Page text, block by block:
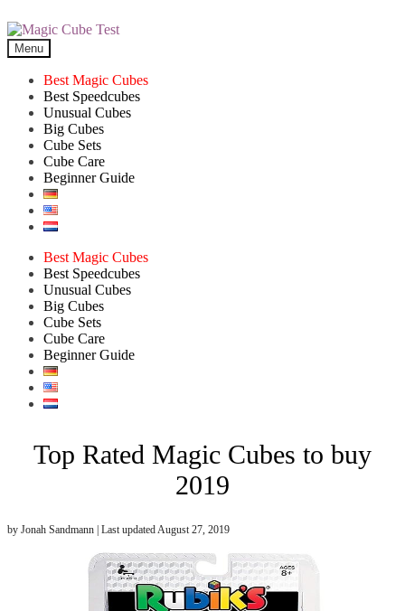
Skip
to
navigation
Skip
to
content
Menu
Best Magic Cubes
Best Speedcubes
Unusual Cubes
Big Cubes
Cube Sets
Cube Care
Beginner Guide
Best Magic Cubes
Best Speedcubes
Unusual Cubes
Big Cubes
Cube Sets
Cube Care
Beginner Guide
Top Rated Magic Cubes to buy
2019
by Jonah Sandmann | Last updatedAugust 27, 2019